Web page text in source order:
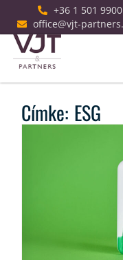
+36 1 501 9900
office@vjt-
Címke: ESG